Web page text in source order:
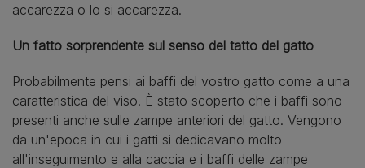
accarezza o lo si accarezza.
Un fatto sorprendente sul senso del tatto del gatto
Probabilmente pensi ai baffi del vostro gatto come a una
caratteristica del viso. È stato scoperto che i baffi sono
presenti anche sulle zampe anteriori del gatto. Vengono
da un'epoca in cui i gatti si dedicavano molto
all'inseguimento e alla caccia e i baffi delle zampe